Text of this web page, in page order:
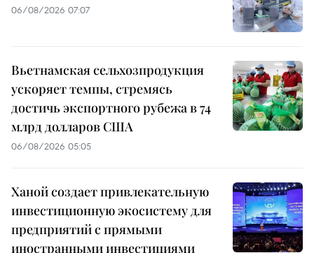
06/08/2026 07:07
Вьетнамская сельхозпродукция
ускоряет темпы, стремясь
достичь экспортного рубежа в 74
млрд долларов США
06/08/2026 05:05
Ханой создает привлекательную
инвестиционную экосистему для
предприятий с прямыми
иностранными инвестициями